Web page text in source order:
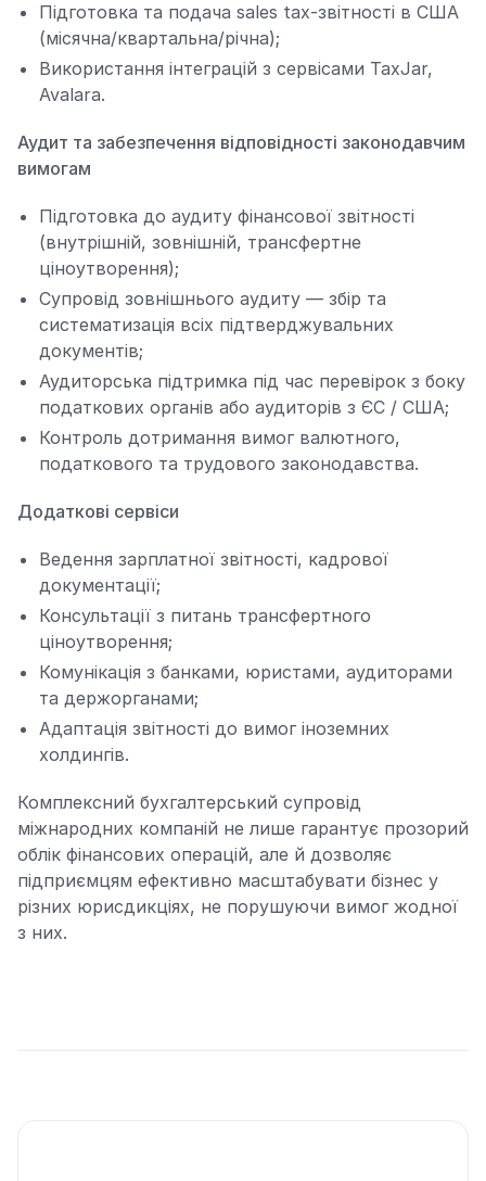
Підготовка та подача sales tax-звітності в США
(місячна/квартальна/річна);
Використання інтеграцій з сервісами TaxJar,
Avalara.
Аудит та забезпечення відповідності законодавчим
вимогам
Підготовка до аудиту фінансової звітності
(внутрішній, зовнішній, трансфертне
ціноутворення);
Супровід зовнішнього аудиту — збір та
систематизація всіх підтверджувальних
документів;
Аудиторська підтримка під час перевірок з боку
податкових органів або аудиторів з ЄС / США;
Контроль дотримання вимог валютного,
податкового та трудового законодавства.
Додаткові сервіси
Ведення зарплатної звітності, кадрової
документації;
Консультації з питань трансфертного
ціноутворення;
Комунікація з банками, юристами, аудиторами
та держорганами;
Адаптація звітності до вимог іноземних
холдингів.
Комплексний бухгалтерський супровід
міжнародних компаній не лише гарантує прозорий
облік фінансових операцій, але й дозволяє
підприємцям ефективно масштабувати бізнес у
різних юрисдикціях, не порушуючи вимог жодної
з них.